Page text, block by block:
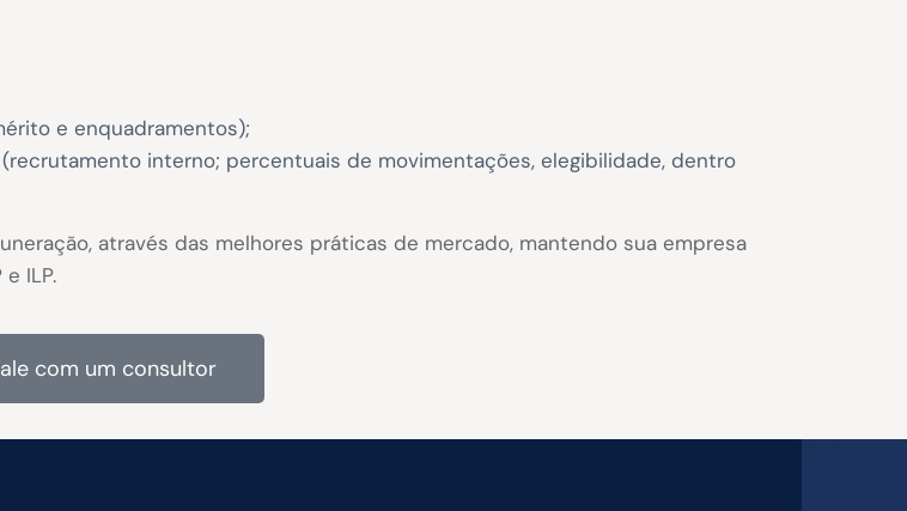
e enquadramentos);
interno; percentuais de movimentações, elegibilidade, dentro
através das melhores práticas de mercado, mantendo sua empresa
ILP.
com um consultor